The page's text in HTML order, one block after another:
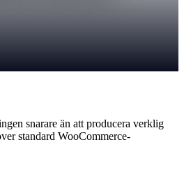
snarare än att producera verklig
standard WooCommerce-